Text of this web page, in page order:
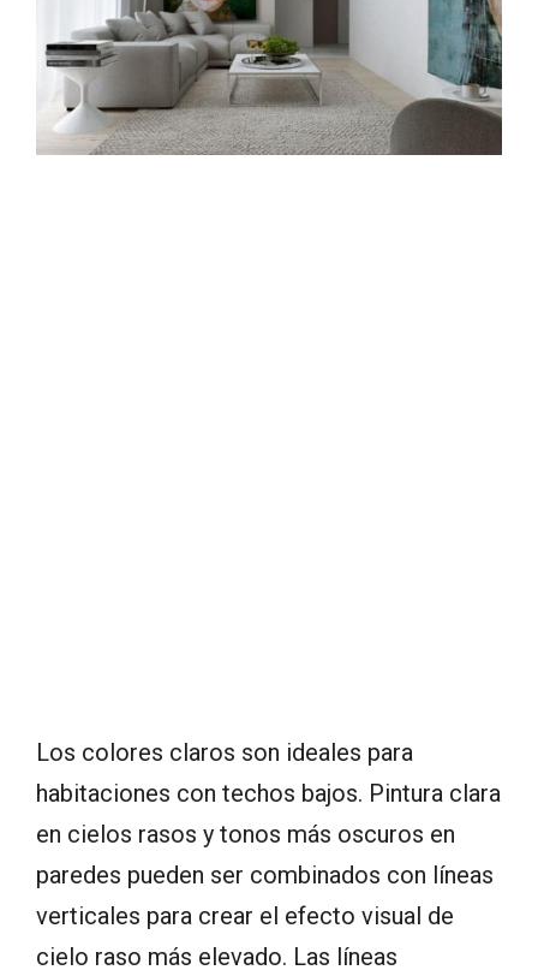
Los colores claros son ideales para
habitaciones con techos bajos. Pintura clara
en cielos rasos y tonos más oscuros en
paredes pueden ser combinados con líneas
verticales para crear el efecto visual de
cielo raso más elevado. Las líneas